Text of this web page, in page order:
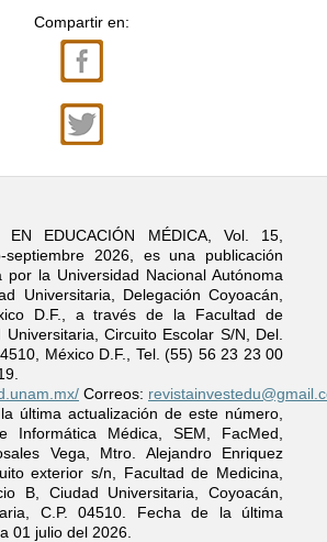
Compartir en:
EN EDUCACIÓN MÉDICA, Vol. 15,
septiembre 2026, es una publicación
por la Universidad Nacional Autónoma
Universitaria, Delegación Coyoacán,
D.F., a través de la Facultad de
Universitaria, Circuito Escolar S/N, Del.
México D.F., Tel. (55) 56 23 23 00
Correos:
última actualización de este número,
Informática Médica, SEM, FacMed,
Vega, Mtro. Alejandro Enriquez
exterior s/n, Facultad de Medicina,
B, Ciudad Universitaria, Coyoacán,
C.P. 04510. Fecha de la última
01 julio del 2026.